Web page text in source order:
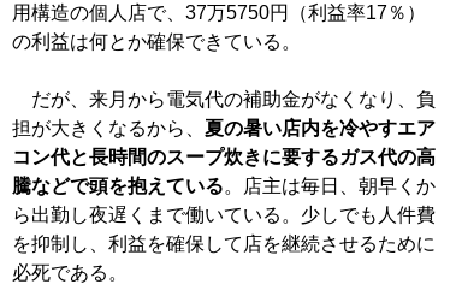
用構造の個人店で、37万5750円（利益率17％）
の利益は何とか確保できている。
だが、来月から電気代の補助金がなくなり、負
担が大きくなるから、 夏の暑い店内を冷やすエア
コン代と長時間のスープ炊きに要するガス代の高
騰などで頭を抱えている。店主は毎日、朝早くか
ら出勤し夜遅くまで働いている。少しでも人件費
を抑制し、利益を確保して店を継続させるために
必死である。